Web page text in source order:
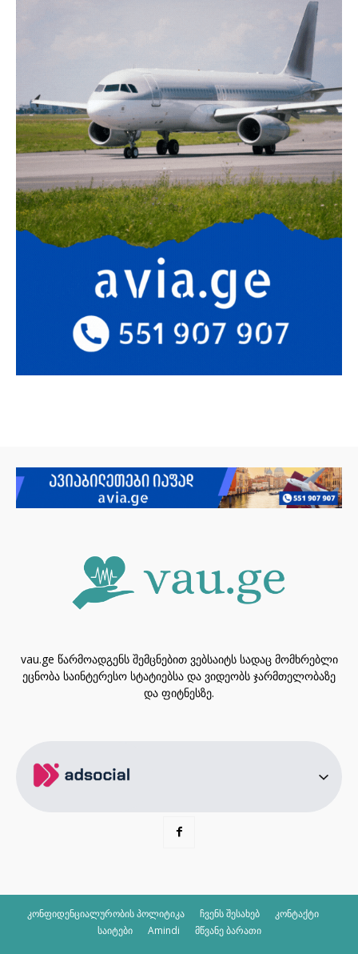
vau.ge წარმოადგენს შემცნებით ვებსაიტს სადაც მომხრებლი
ეცნობა საინტერესო სტატიებსა და ვიდეობს ჯარმთელობაზე
და ფიტნესზე.
კონფიდენციალურობის პოლიტიკა ჩვენს შესახებ
კონტაქტი
საიტები
Amindi მწვანე ბარათი